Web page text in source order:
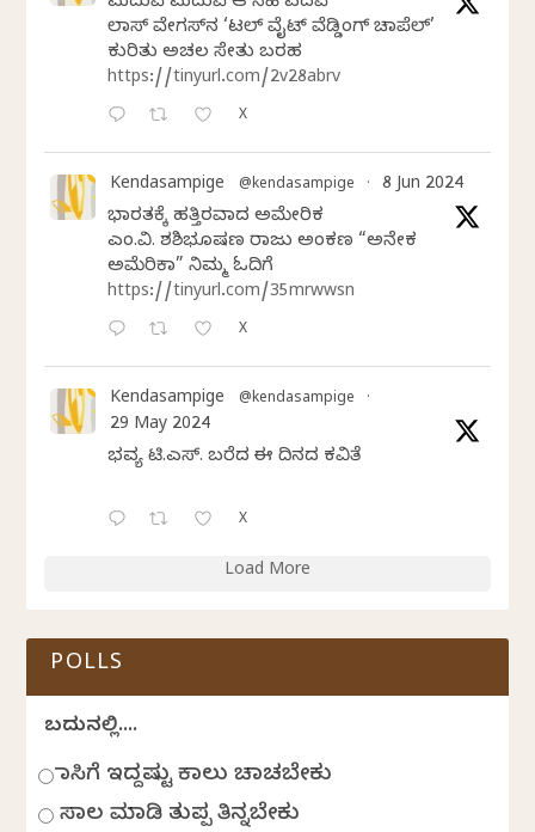
ಲಾಸ್‌ ವೇಗಸ್‌ನ ‘ಲಿಟಲ್ ವೈಟ್ ವೆಡ್ಡಿಂಗ್ ಚಾಪೆಲ್’
ಕುರಿತು ಅಚಲ ಸೇತು ಬರಹ
https://tinyurl.com/2v28abrv
X
Kendasampige @kendasampige · 8 Jun 2024
ಭಾರತಕ್ಕೆ ಹತ್ತಿರವಾದ ಅಮೇರಿಕ
ಎಂ.ವಿ. ಶಶಿಭೂಷಣ ರಾಜು ಅಂಕಣ “ಅನೇಕ
ಅಮೆರಿಕಾ” ನಿಮ್ಮ ಓದಿಗೆ
https://tinyurl.com/35mrwwsn
X
Kendasampige @kendasampige ·
29 May 2024
ಭವ್ಯ ಟಿ.ಎಸ್. ಬರೆದ ಈ ದಿನದ ಕವಿತೆ
X
Load More
POLLS
ಬದುಕಿನಲ್ಲಿ....
ಹಾಸಿಗೆ ಇದ್ದಷ್ಟು ಕಾಲು ಚಾಚಬೇಕು
ಸಾಲ ಮಾಡಿ ತುಪ್ಪ ತಿನ್ನಬೇಕು